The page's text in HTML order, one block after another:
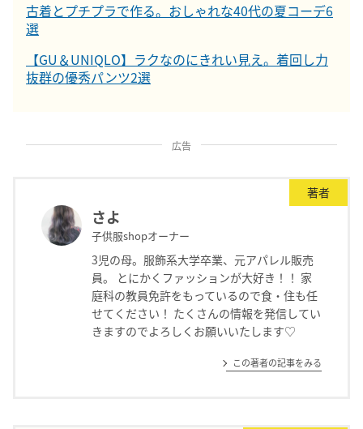
古着とプチプラで作る。おしゃれな40代の夏コーデ6
選
【GU＆UNIQLO】ラクなのにきれい見え。着回し力
抜群の優秀パンツ2選
広告
著者
さよ
子供服shopオーナー
3児の母。服飾系大学卒業、元アパレル販売
員。 とにかくファッションが大好き！！ 家
庭科の教員免許をもっているので食・住も任
せてください！ たくさんの情報を発信してい
きますのでよろしくお願いいたします♡
この著者の記事をみる